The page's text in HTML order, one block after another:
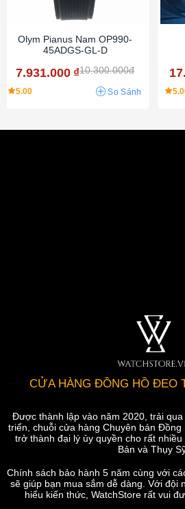
Olym Pianus Nam OP990-
45ADGS-GL-D
7.931.000 ₫10.300.000đ
5.00 So Sánh
CỬA HÀNG ĐỒNG HỒ ĐEO
Được thành lập vào năm 2020, trải
triển, chuỗi cửa hàng Chuyên bán Đồng
trở thành đại lý ủy quyền cho rất
Bản và Thụy
Chính sách bảo hành 5 năm cùng với
sẽ giúp bạn mua sắm dễ dàng. Với đội
hiểu kiến thức, WatchStore rất vui